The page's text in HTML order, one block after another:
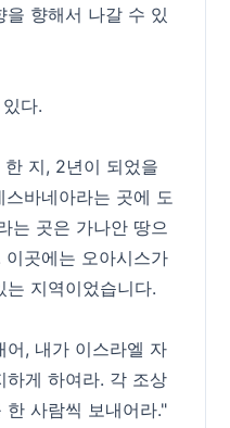
향해서 나갈 수 있
다.
지, 2년이 되었을
바네아라는 곳에 도
는 곳은 가나안 땅으
곳에는 오아시스가
지역이었습니다.
어, 내가 이스라엘 자
하게 하여라. 각 조상
사람씩 보내어라."